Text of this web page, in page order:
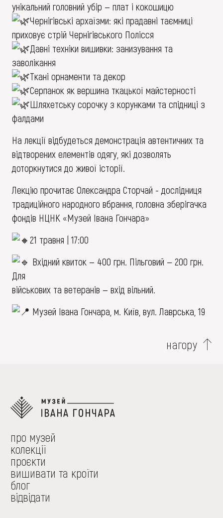
унікальний головний убір — плат і кокошицю
Чернігівські архаїзми: які прадавні таємниці
приховує стрій Чернігівського Полісся
Давні техніки вишивки: занизування та
заволікання
Ткані орнаменти та декор
Серпанок як вершина ткацької майстерності
Шляхетську сорочку з корунками та спідниці з
фалдами
На лекції відбудеться демонстрація автентичних та
відтворених елементів одягу, які дозволять
доторкнутися до живої історії.
Лекцію прочитає Олександра Сторчай - дослідниця
традиційного народного вбрання, головна зберігачка
фондів НЦНК «Музей Івана Гончара»
21 травня | 17:00
Вхідний квиток — 400 грн. Пільговий — 200 грн.
Для
військових та ветеранів — вхід вільний.
Музей Івана Гончара, м. Київ, вул. Лаврська, 19
нагору
про музей
колекції
проєкти
вишивати та кроїти
блог
відвідати